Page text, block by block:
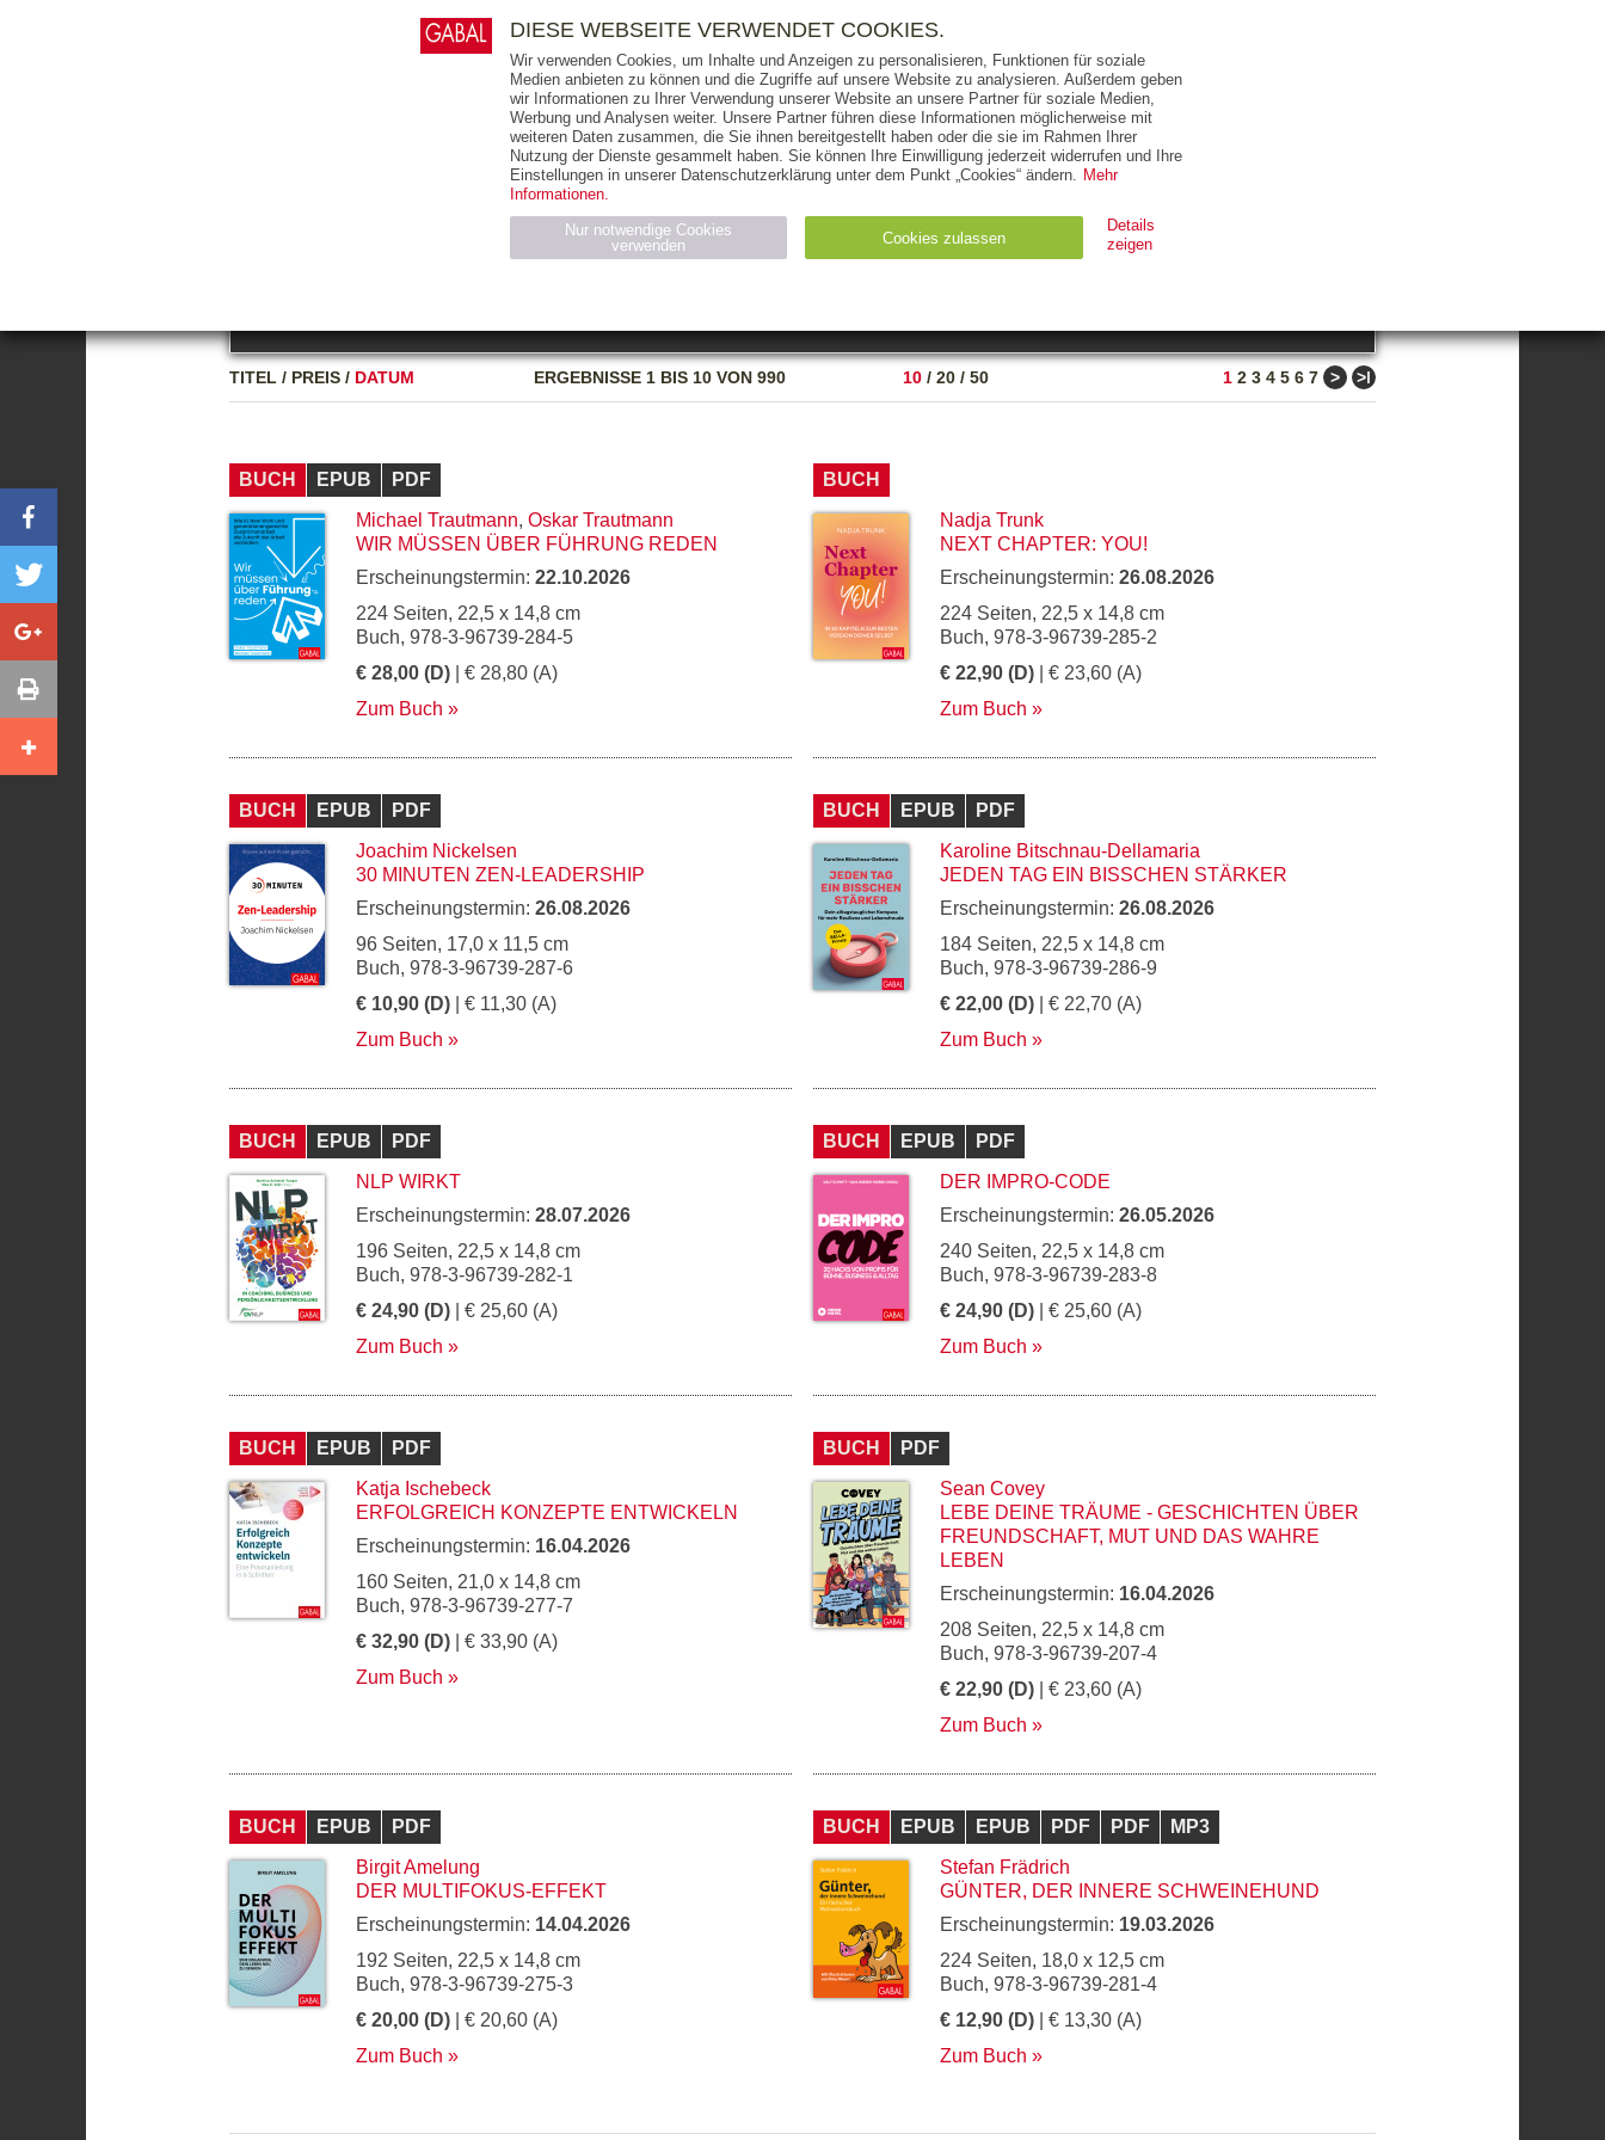
AUSGABEART AUS DER REIHE ZUM THEMA
TITEL / PREIS / DATUM ERGEBNISSE1 BIS 10 VON 990 10 / 20 / 50 1 2 3 4 5 6 7 > >ǀ
BUCH EPUB
PDF
Michael Trautmann, Oskar Trautmann
WIR MÜSSEN ÜBER FÜHRUNG REDEN
Erscheinungstermin: 22.10.2026
224 Seiten, 22,5 x 14,8 cm
Buch, 978-3-96739-284-5
€ 28,00 (D) | € 28,80 (A)
Zum Buch
BUCH
Nadja Trunk
NEXT CHAPTER: YOU!
Erscheinungstermin: 26.08.2026
224 Seiten, 22,5 x 14,8 cm
Buch, 978-3-96739-285-2
€ 22,90 (D) | € 23,60 (A)
Zum Buch
BUCH EPUB
PDF
Joachim Nickelsen
30 MINUTEN ZEN-LEADERSHIP
Erscheinungstermin: 26.08.2026
96 Seiten, 17,0 x 11,5 cm
Buch, 978-3-96739-287-6
€ 10,90 (D) | € 11,30 (A)
Zum Buch
BUCH EPUB
PDF
Karoline Bitschnau-Dellamaria
JEDEN TAG EIN BISSCHEN STÄRKER
Erscheinungstermin: 26.08.2026
184 Seiten, 22,5 x 14,8 cm
Buch, 978-3-96739-286-9
€ 22,00 (D) | € 22,70 (A)
Zum Buch
BUCH EPUB
PDF
NLP WIRKT
Erscheinungstermin: 28.07.2026
196 Seiten, 22,5 x 14,8 cm
Buch, 978-3-96739-282-1
€ 24,90 (D) | € 25,60 (A)
Zum Buch
BUCH EPUB
PDF
DER IMPRO-CODE
Erscheinungstermin: 26.05.2026
240 Seiten, 22,5 x 14,8 cm
Buch, 978-3-96739-283-8
€ 24,90 (D) | € 25,60 (A)
Zum Buch
BUCH EPUB
PDF
Katja Ischebeck
ERFOLGREICH KONZEPTE ENTWICKELN
Erscheinungstermin: 16.04.2026
160 Seiten, 21,0 x 14,8 cm
Buch, 978-3-96739-277-7
€ 32,90 (D) | € 33,90 (A)
Zum Buch
BUCH
PDF
Sean Covey
LEBE DEINE TRÄUME - GESCHICHTEN ÜBER
FREUNDSCHAFT, MUT UND DAS WAHRE
LEBEN
Erscheinungstermin: 16.04.2026
208 Seiten, 22,5 x 14,8 cm
Buch, 978-3-96739-207-4
€ 22,90 (D) | € 23,60 (A)
Zum Buch
BUCH EPUB
PDF
Birgit Amelung
DER MULTIFOKUS-EFFEKT
Erscheinungstermin: 14.04.2026
192 Seiten, 22,5 x 14,8 cm
Buch, 978-3-96739-275-3
€ 20,00 (D) | € 20,60 (A)
Zum Buch
BUCH EPUB EPUB PDF PDF
MP3
Stefan Frädrich
GÜNTER, DER INNERE SCHWEINEHUND
Erscheinungstermin: 19.03.2026
224 Seiten, 18,0 x 12,5 cm
Buch, 978-3-96739-281-4
€ 12,90 (D) | € 13,30 (A)
Zum Buch
E-BOOKS AUDIO-CDS MP3 NON-BOOKS
THEMEN AUTOREN VERLAG
RIGHTS PRESSE HANDEL FÜR UNTERNEHMEN
DIESE WEBSEITE VERWENDET COOKIES.
Wir verwenden Cookies, um Inhalte und Anzeigen zu personalisieren, Funktionen für soziale
Medien anbieten zu können und die Zugriffe auf unsere Website zu analysieren. Außerdem geben
wir Informationen zu Ihrer Verwendung unserer Website an unsere Partner für soziale Medien,
Werbung und Analysen weiter. Unsere Partner führen diese Informationen möglicherweise mit
weiteren Daten zusammen, die Sie ihnen bereitgestellt haben oder die sie im Rahmen Ihrer
Nutzung der Dienste gesammelt haben. Sie können Ihre Einwilligung jederzeit widerrufen und Ihre
Einstellungen in unserer Datenschutzerklärung unter dem Punkt „Cookies“ ändern. Mehr
Informationen.
Nur notwendige Cookies
verwenden
Cookies zulassen
Details
zeigen
Name Anbieter Zweck Ablauf
Typ
CMS_SESSION_ID
gabal-
Wird für die Speicherung der Benutzer-Session verwendet